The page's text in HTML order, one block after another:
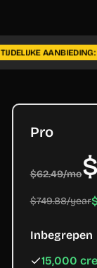
TIJDELIJKE
Pro
$62.49/mo
$749.88/year
Inbegrepen
15,000